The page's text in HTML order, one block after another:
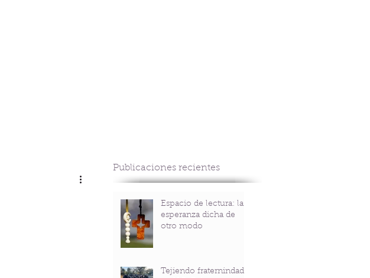
Publicaciones recientes
Espacio de lectura: la
esperanza dicha de
otro modo
Tejiendo fraternindad